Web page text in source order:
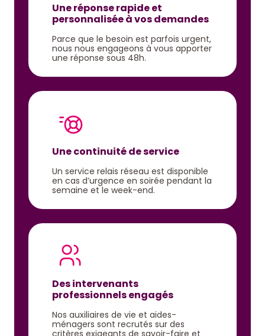
Une réponse rapide et
personnalisée à vos demandes
Parce que le besoin est parfois urgent,
nous nous engageons à vous apporter
une réponse sous 48h.
Une continuité de service
Un service relais réseau est disponible
en cas d’urgence en soirée pendant la
semaine et le week-end.
Des intervenants
professionnels engagés
Nos auxiliaires de vie et aides-
ménagers sont recrutés sur des
critères exigeants de savoir-faire et